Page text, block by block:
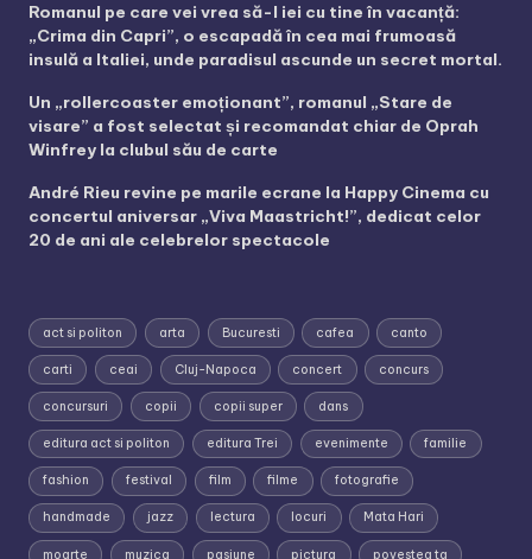
Romanul pe care vei vrea să-l iei cu tine în vacanță:
„Crima din Capri”, o escapadă în cea mai frumoasă
insulă a Italiei, unde paradisul ascunde un secret mortal.
Un „rollercoaster emoționant”, romanul „Stare de
visare” a fost selectat și recomandat chiar de Oprah
Winfrey la clubul său de carte
André Rieu revine pe marile ecrane la Happy Cinema cu
concertul aniversar „Viva Maastricht!”, dedicat celor
20 de ani ale celebrelor spectacole
act si politon arta Bucuresti cafea canto
carti ceai Cluj-Napoca concert concurs
concursuri copii copii super dans
editura act si politon editura Trei evenimente familie
fashion festival film filme fotografie
handmade jazz lectura locuri Mata Hari
moarte muzica pasiune pictura povestea ta